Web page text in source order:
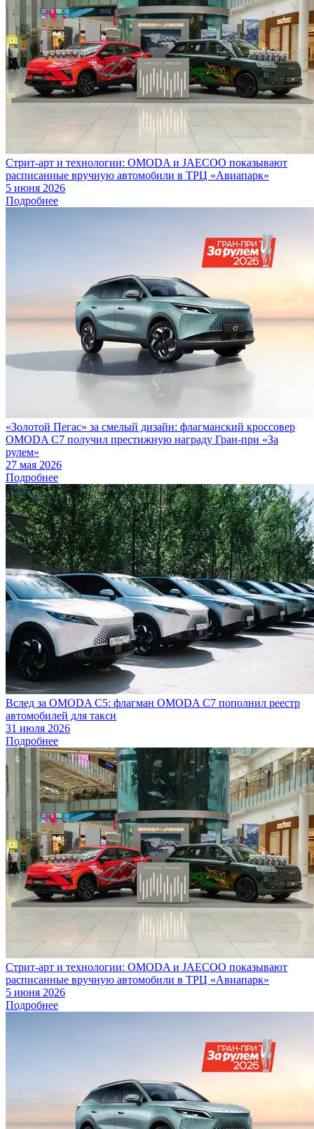
Стрит-арт и технологии: OMODA и JAECOO показывают
расписанные вручную автомобили в ТРЦ «Авиапарк»
5 июня 2026
Подробнее
«Золотой Пегас» за смелый дизайн: флагманский кроссовер
OMODA C7 получил престижную награду Гран-при «За
рулем»
27 мая 2026
Подробнее
Вслед за OMODA C5: флагман OMODA C7 пополнил реестр
автомобилей для такси
31 июля 2026
Подробнее
Стрит-арт и технологии: OMODA и JAECOO показывают
расписанные вручную автомобили в ТРЦ «Авиапарк»
5 июня 2026
Подробнее